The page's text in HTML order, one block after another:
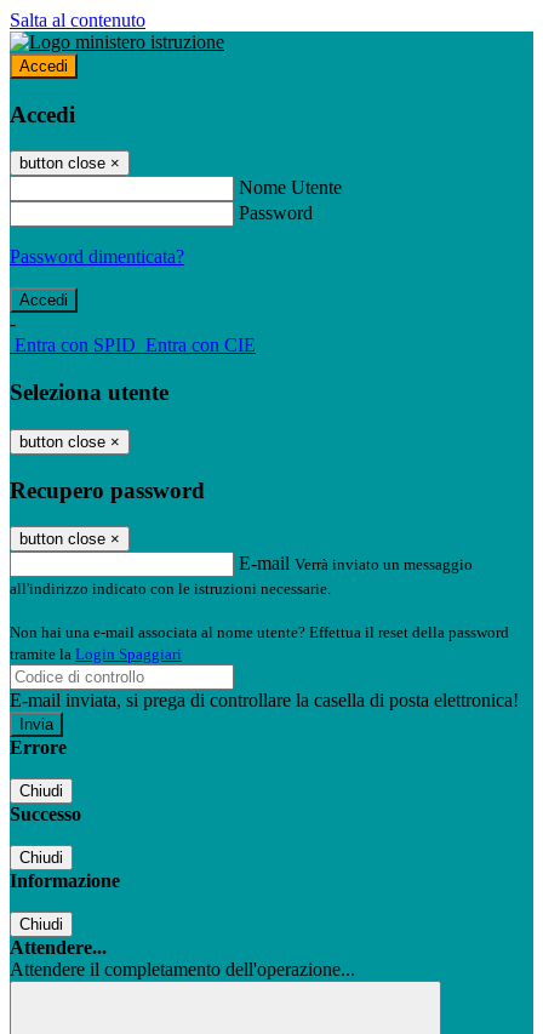
Salta al contenuto
Accedi
Accedi
button close ×
Nome Utente
Password
Password dimenticata?
-
Entra con SPID Entra con CIE
Seleziona utente
button close ×
Recupero password
button close ×
E-mail Verrà inviato un messaggio
all'indirizzo indicato con le istruzioni necessarie.
Non hai una e-mail associata al nome utente? Effettua il reset della password
tramite la Login Spaggiari
E-mail inviata, si prega di controllare la casella di posta elettronica!
Errore
Chiudi
Successo
Chiudi
Informazione
Chiudi
Attendere...
Attendere il completamento dell'operazione...